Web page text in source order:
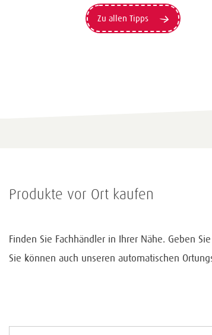
Zu allen Tipps
Produkte vor Ort kaufen
Finden Sie Fachhändler in Ihrer Nähe. Geben
Sie können auch unseren automatischen